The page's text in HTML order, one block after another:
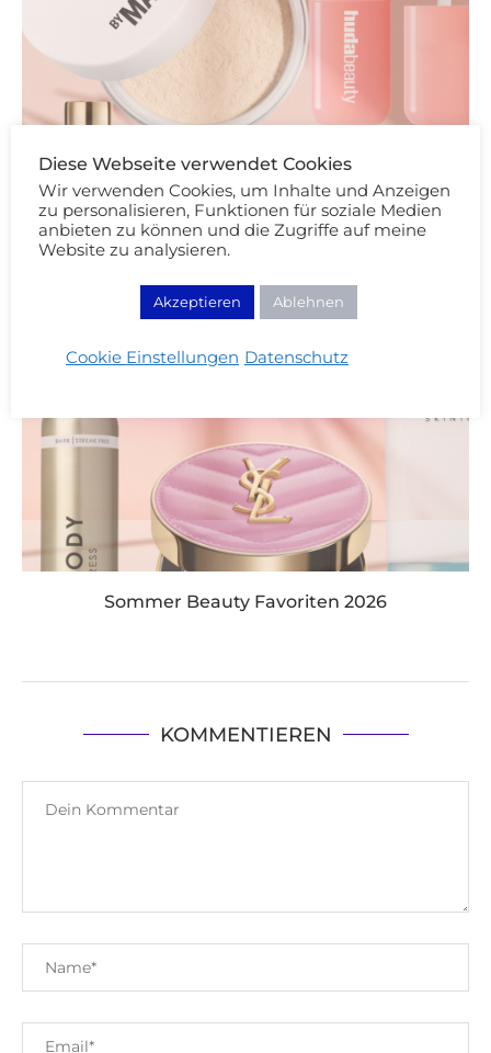
Sommer Beauty Favoriten 2026
KOMMENTIEREN
Diese Webseite verwendet Cookies
Wir verwenden Cookies, um Inhalte und Anzeigen
zu personalisieren, Funktionen für soziale Medien
anbieten zu können und die Zugriffe auf meine
Website zu analysieren.
Akzeptieren Ablehnen
Cookie Einstellungen Datenschutz